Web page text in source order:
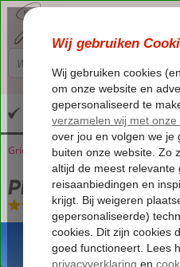
Altijd inclusief huurauto
Home
Griekenland Kreta Ierapetra
Pignolia Suites
Logies en ontbijt-